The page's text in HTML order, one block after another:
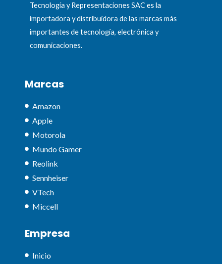
Tecnología y Representaciones SAC es la
importadora y distribuidora de las marcas más
importantes de tecnología, electrónica y
comunicaciones.
Marcas
Amazon
Apple
Motorola
Mundo Gamer
Reolink
Sennheiser
VTech
Miccell
Empresa
Inicio